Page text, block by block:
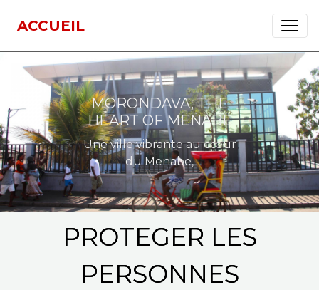
ACCUEIL
MORONDAVA, THE
HEART OF MENABE
Une ville vibrante au cœur
du Menabe,
PROTEGER LES
PERSONNES